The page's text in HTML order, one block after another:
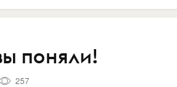
поняли!
257